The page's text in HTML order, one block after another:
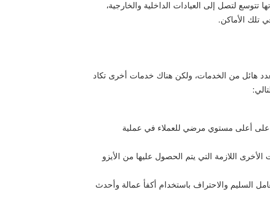
لتصل إلى العيادات الداخلية والخارجية،
تلك الأماكن.
هائل من الخدمات، ولكن هناك خدمات أخرى تكاد
على أعلى مستوي مرضي للعملاء في عملية
اللازمة التي يتم الحصول عليها من الأيزو
السليم والاحتراف باستخدام أكفأ عمالة وأحدث